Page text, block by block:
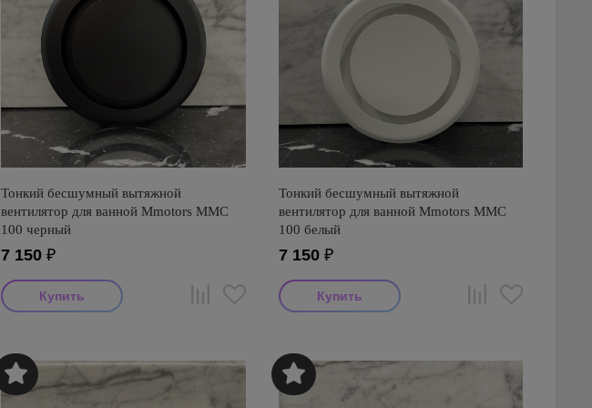
Тонкий бесшумный вытяжной
вентилятор для ванной Mmotors ММC
100 черный
7 150 ₽
Тонкий бесшумный вытяжной
вентилятор для ванной Mmotors ММC
100 белый
7 150₽